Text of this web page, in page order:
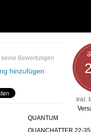
Inkl.
keine Bewertungen
hinzufügen
QUANTUM
QUANCHATTER 22-